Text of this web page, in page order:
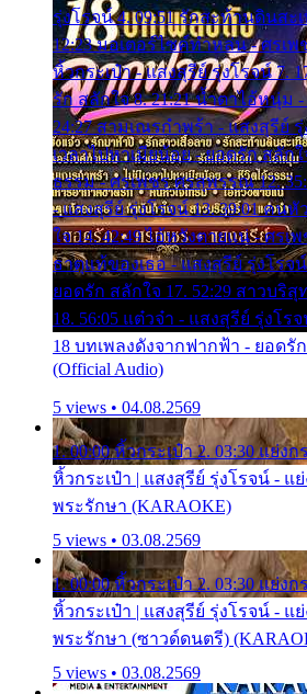
รุ่งโรจน์ 4. 09:51 รักสะท้านดินสะ
12:23 มอเตอร์ไซค์ทำหล่น - ศรเ
หิ้วกระเป๋า - แสงสุรีย์ รุ่งโรจน์ 7.
รัก สลักใจ 8. 21:21 น้ำตาไอ้หนุ่ม
24:27 สามเณรกำพร้า - แสงสุรีย์ รุ่
เวลาไปหาเมียน้อย - ยอดรัก สลักใ
ธรรม - ศรเพชร ศรสุพรรณ 12.
- แสงสุรีย์ รุ่งโรจน์ 13. 39:01 คน
ใจ 14. 42:49 ไอ้หวังตายแน่ - ศรเ
ธาตุแท้ของเธอ - แสงสุรีย์ รุ่งโรจ
ยอดรัก สลักใจ 17. 52:29 สาวบริ
18. 56:05 แต๋วจ๋า - แสงสุรีย์ รุ่งโร
18 บทเพลงดังจากฟากฟ้า - ยอดรั
(Official Audio)
5 views • 04.08.2569
1. 00:00 หิ้วกระเป๋า 2. 03:30 แย่งก
หิ้วกระเป๋า | แสงสุรีย์ รุ่งโรจน์ - แ
พระรักษา (KARAOKE)
5 views • 03.08.2569
1. 00:00 หิ้วกระเป๋า 2. 03:30 แย่งก
หิ้วกระเป๋า | แสงสุรีย์ รุ่งโรจน์ - แ
พระรักษา (ซาวด์ดนตรี)
5 views • 03.08.2569